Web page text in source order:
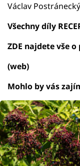
Václav
Všechny díly
ZDE najdete vše
(web)
Mohlo by vás